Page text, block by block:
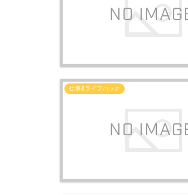
仕事&ライフハック